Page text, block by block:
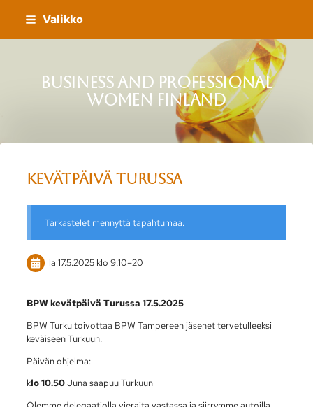
Siirry
sivun
sisältöön
Valikko
Business and Professional
Women Finland
Kevätpäivä Turussa
Tarkastelet mennyttä tapahtumaa.
la 17.5.2025 klo 9:10–20
BPW kevätpäivä Turussa 17.5.2025
BPW Turku toivottaa BPW Tampereen jäsenet tervetulleeksi
keväiseen Turkuun.
Päivän ohjelma:
klo 10.50Juna saapuu Turkuun